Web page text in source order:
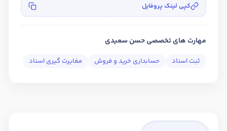
کپی لینک پروفایل
مهارت های تخصصی حسن سعیدی
ثبت اسناد حسابداری خرید و فروش مغایرت گیری اسناد